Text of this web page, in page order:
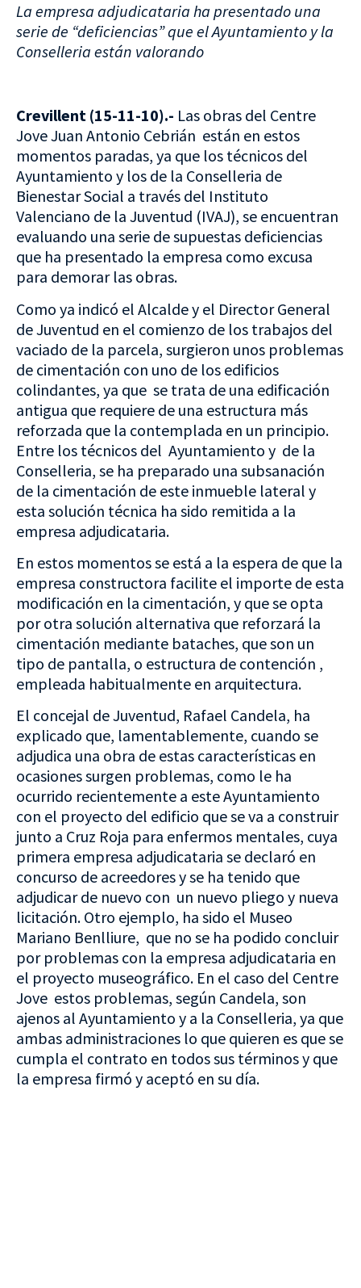
La empresa adjudicataria ha presentado una
serie de “deficiencias” que el Ayuntamiento y la
Conselleria están valorando
Crevillent (15-11-10).- Las obras del Centre
Jove Juan Antonio Cebrián están en estos
momentos paradas, ya que los técnicos del
Ayuntamiento y los de la Conselleria de
Bienestar Social a través del Instituto
Valenciano de la Juventud (IVAJ), se encuentran
evaluando una serie de supuestas deficiencias
que ha presentado la empresa como excusa
para demorar las obras.
Como ya indicó el Alcalde y el Director General
de Juventud en el comienzo de los trabajos del
vaciado de la parcela, surgieron unos problemas
de cimentación con uno de los edificios
colindantes, ya que se trata de una edificación
antigua que requiere de una estructura más
reforzada que la contemplada en un principio.
Entre los técnicos del Ayuntamiento y de la
Conselleria, se ha preparado una subsanación
de la cimentación de este inmueble lateral y
esta solución técnica ha sido remitida a la
empresa adjudicataria.
En estos momentos se está a la espera de que la
empresa constructora facilite el importe de esta
modificación en la cimentación, y que se opta
por otra solución alternativa que reforzará la
cimentación mediante bataches, que son un
tipo de pantalla, o estructura de contención ,
empleada habitualmente en arquitectura.
El concejal de Juventud, Rafael Candela, ha
explicado que, lamentablemente, cuando se
adjudica una obra de estas características en
ocasiones surgen problemas, como le ha
ocurrido recientemente a este Ayuntamiento
con el proyecto del edificio que se va a construir
junto a Cruz Roja para enfermos mentales, cuya
primera empresa adjudicataria se declaró en
concurso de acreedores y se ha tenido que
adjudicar de nuevo con un nuevo pliego y nueva
licitación. Otro ejemplo, ha sido el Museo
Mariano Benlliure, que no se ha podido concluir
por problemas con la empresa adjudicataria en
el proyecto museográfico. En el caso del Centre
Jove estos problemas, según Candela, son
ajenos al Ayuntamiento y a la Conselleria, ya que
ambas administraciones lo que quieren es que se
cumpla el contrato en todos sus términos y que
la empresa firmó y aceptó en su día.